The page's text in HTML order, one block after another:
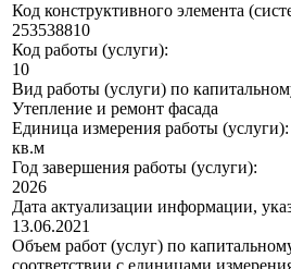
Код конструктивного элемента
253538810
Код работы (услуги):
10
Вид работы (услуги) по
Утепление и ремонт фасада
Единица измерения работы (услуги):
кв.м
Год завершения работы (услуги):
2026
Дата актуализации информации,
13.06.2021
Объем работ (услуг) по